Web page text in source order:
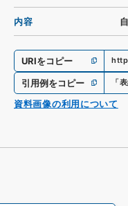
内容
URIをコピー
引用例をコピー 「
資料画像の利用について